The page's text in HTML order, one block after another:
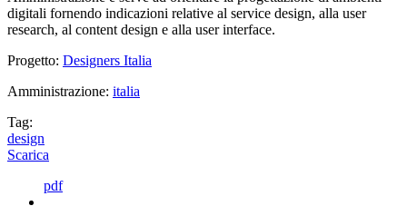
digitali fornendo indicazioni relative al service design, alla user
research, al content design e alla user interface.
Progetto: Designers Italia
Amministrazione: italia
Tag:
design
Scarica
pdf